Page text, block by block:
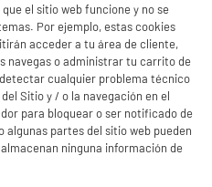
X/S y PS4
: Ordenador
3,Playstation 4,Switch
cookies
TODAS
el sitio web funcione y no se
Por ejemplo, estas cookies
acceder a tu área de cliente,
navegas o administrar tu carrito de
cualquier problema técnico
Sitio y / o la navegación en el
para bloquear o ser notificado de
algunas partes del sitio web pueden
ninguna información de